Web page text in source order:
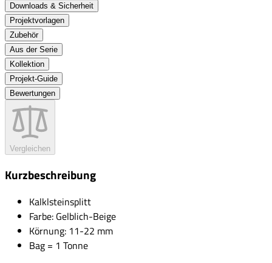
Downloads & Sicherheit
Projektvorlagen
Zubehör
Aus der Serie
Kollektion
Projekt-Guide
Bewertungen
Vergleichen
Kurzbeschreibung
Kalklsteinsplitt
Farbe: Gelblich-Beige
Körnung: 11-22 mm
Bag = 1 Tonne